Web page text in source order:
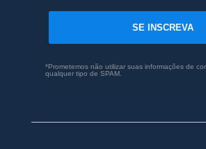
SE INSCREVA
*Prometemos não utilizar suas informações de
qualquer tipo de SPAM.